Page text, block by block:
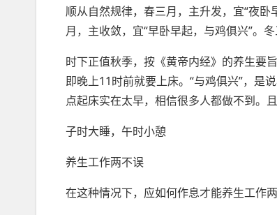
顺从自然规律，春三月，主升发，宜“夜
月，主收敛，宜“早卧早起，与鸡俱兴”。
时下正值秋季，按《黄帝内经》的养生要
即晚上11时前就要上床。“与鸡俱兴”，是
点起床实在太早，相信很多人都做不到。
子时大睡，午时小憩
养生工作两不误
在这种情况下，应如何作息才能养生工作